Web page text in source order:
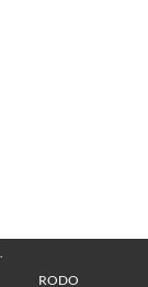
RODO